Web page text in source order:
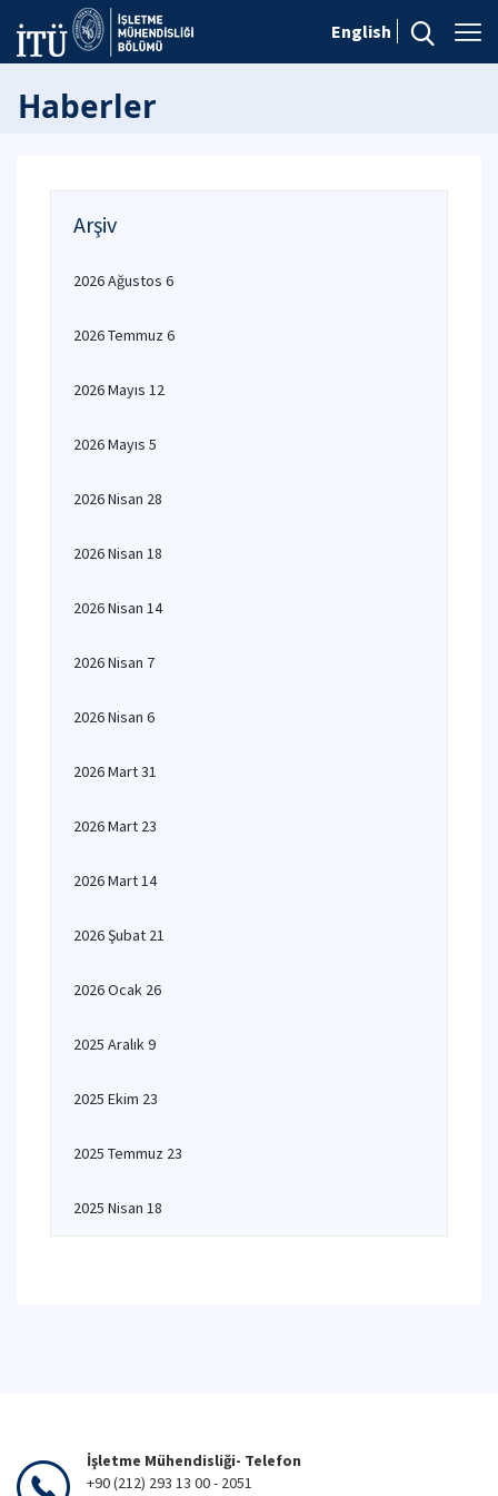
English
Haberler
Arşiv
2026 Ağustos 6
2026 Temmuz 6
2026 Mayıs 12
2026 Mayıs 5
2026 Nisan 28
2026 Nisan 18
2026 Nisan 14
2026 Nisan 7
2026 Nisan 6
2026 Mart 31
2026 Mart 23
2026 Mart 14
2026 Şubat 21
2026 Ocak 26
2025 Aralık 9
2025 Ekim 23
2025 Temmuz 23
2025 Nisan 18
İşletme Mühendisliği- Telefon
+90 (212) 293 13 00 - 2051